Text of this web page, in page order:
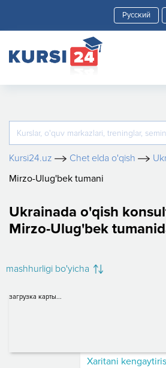
Kursi24.uz Chet elda o'qish
Mirzo-Ulug'bek tumani
Ukrainada o'qish
Mirzo-Ulug'bek
mashhurligi bo'yicha
загрузка карты...
Xaritani